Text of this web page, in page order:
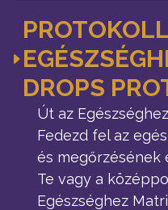
DROPS
Út az
Fedezd fel az
és megőrzésének
Te vagy a
Egészséghez